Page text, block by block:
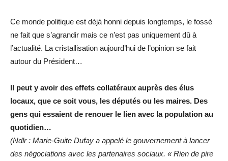
Ce monde politique est déjà honni depuis longtemps, le fossé
ne fait que s’agrandir mais ce n’est pas uniquement dû à
l’actualité. La cristallisation aujourd’hui de l’opinion se fait
autour du Président…
Il peut y avoir des effets collatéraux auprès des élus
locaux, que ce soit vous, les députés ou les maires. Des
gens qui essaient de renouer le lien avec la population au
quotidien…
(Ndlr : Marie-Guite Dufay a appelé le gouvernement à lancer
des négociations avec les partenaires sociaux. « Rien de pire